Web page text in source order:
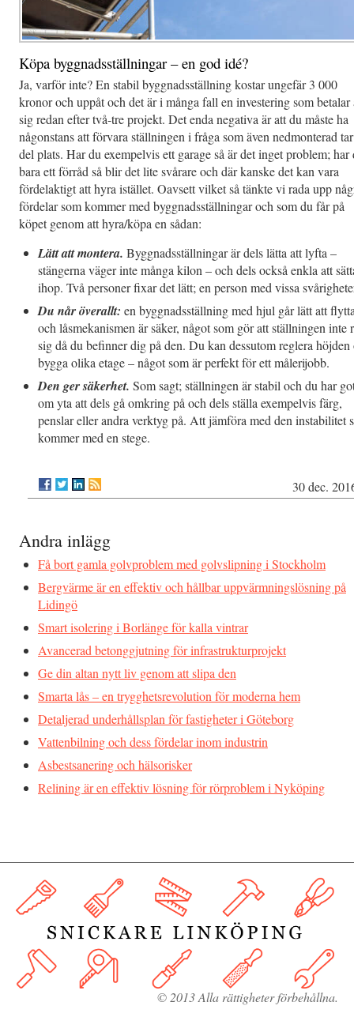
Köpa byggnadsställningar – en god idé?
Ja, varför inte? En stabil byggnadsställning kostar ungefär 3 000
kronor och uppåt och det är i många fall en investering som betalar
sig redan efter två-tre projekt. Det enda negativa är att du måste ha
någonstans att förvara ställningen i fråga som även nedmonterad
del plats. Har du exempelvis ett garage så är det inget problem; har
bara ett förråd så blir det lite svårare och där kanske det kan vara
fördelaktigt att hyra istället. Oavsett vilket så tänkte vi rada upp
fördelar som kommer med byggnadsställningar och som du får på
köpet genom att hyra/köpa en sådan:
Lätt att montera. Byggnadsställningar är dels lätta att lyfta –
stängerna väger inte många kilon – och dels också enkla att
ihop. Två personer fixar det lätt; en person med vissa
Du når överallt: en byggnadsställning med hjul går lätt att
och låsmekanismen är säker, något som gör att ställningen inte
sig då du befinner dig på den. Du kan dessutom reglera höjden
bygga olika etage – något som är perfekt för ett målerijobb.
Den ger säkerhet. Som sagt; ställningen är stabil och du har
om yta att dels gå omkring på och dels ställa exempelvis färg,
penslar eller andra verktyg på. Att jämföra med den instabilitet
kommer med en stege.
30 dec.
Andra inlägg
Få bort gamla golvproblem med golvslipning i Stockholm
Bergvärme är en effektiv och hållbar uppvärmningslösning på
Lidingö
Smart isolering i Borlänge för kalla vintrar
Avancerad betonggjutning för infrastrukturprojekt
Ge din altan nytt liv genom att slipa den
Smarta lås – en trygghetsrevolution för moderna hem
Detaljerad underhållsplan för fastigheter i Göteborg
Vattenbilning och dess fördelar inom industrin
Asbestsanering och hälsorisker
Relining är en effektiv lösning för rörproblem i Nyköping
© 2013 Alla rättigheter förbehållna.